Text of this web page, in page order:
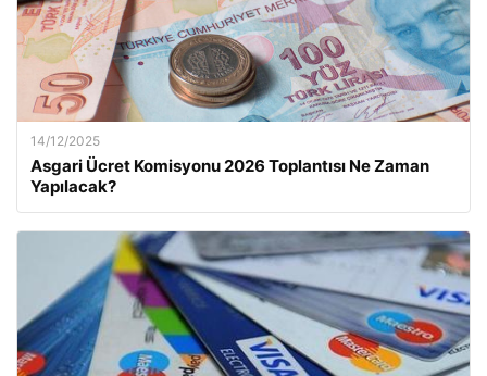
14/12/2025
Asgari Ücret Komisyonu 2026 Toplantısı Ne Zaman
Yapılacak?